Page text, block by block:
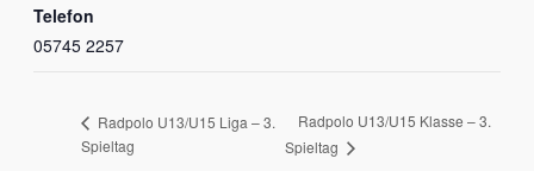
Telefon
05745 2257
Radpolo U13/U15 Liga – 3.
Spieltag
Radpolo U13/U15 Klasse – 3.
Spieltag